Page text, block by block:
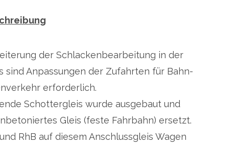
der Schlackenbearbeitung in der
sind Anpassungen der Zufahrten für Bahn-
erforderlich.
Schottergleis wurde ausgebaut und
Gleis (feste Fahrbahn) ersetzt.
RhB auf diesem Anschlussgleis Wagen